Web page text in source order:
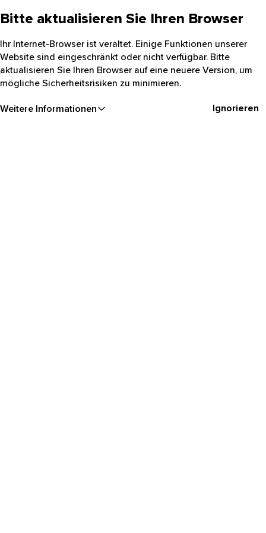
Bitte aktualisieren Sie Ihren Browser
Ihr Internet-Browser ist veraltet. Einige Funktionen unserer
Website sind eingeschränkt oder nicht verfügbar. Bitte
aktualisieren Sie Ihren Browser auf eine neuere Version, um
mögliche Sicherheitsrisiken zu minimieren.
Weitere Informationen Ignorieren